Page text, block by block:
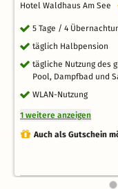
Hotel Waldhaus Am See
5 Tage / 4
täglich Halbpension
tägliche Nutzung des
Pool, Dampfbad und
WLAN-Nutzung
1 weitere anzeigen
Auch als Gutschein